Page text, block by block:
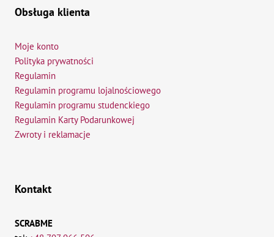
Obsługa klienta
Moje konto
Polityka prywatności
Regulamin
Regulamin programu lojalnościowego
Regulamin programu studenckiego
Regulamin Karty Podarunkowej
Zwroty i reklamacje
Kontakt
SCRABME